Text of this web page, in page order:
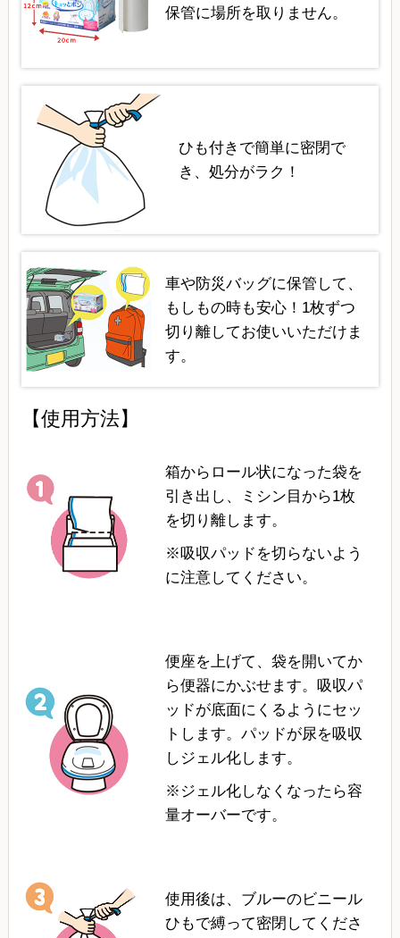
保管に場所を取りません。
ひも付きで簡単に密閉で
き、処分がラク！
車や防災バッグに保管して、
もしもの時も安心！1枚ずつ
切り離してお使いいただけま
す。
【使用方法】
箱からロール状になった袋を
引き出し、ミシン目から1枚
を切り離します。
※吸収パッドを切らないよう
に注意してください。
便座を上げて、袋を開いてか
ら便器にかぶせます。吸収パ
ッドが底面にくるようにセッ
トします。パッドが尿を吸収
しジェル化します。
※ジェル化しなくなったら容
量オーバーです。
使用後は、ブルーのビニール
ひもで縛って密閉してくださ